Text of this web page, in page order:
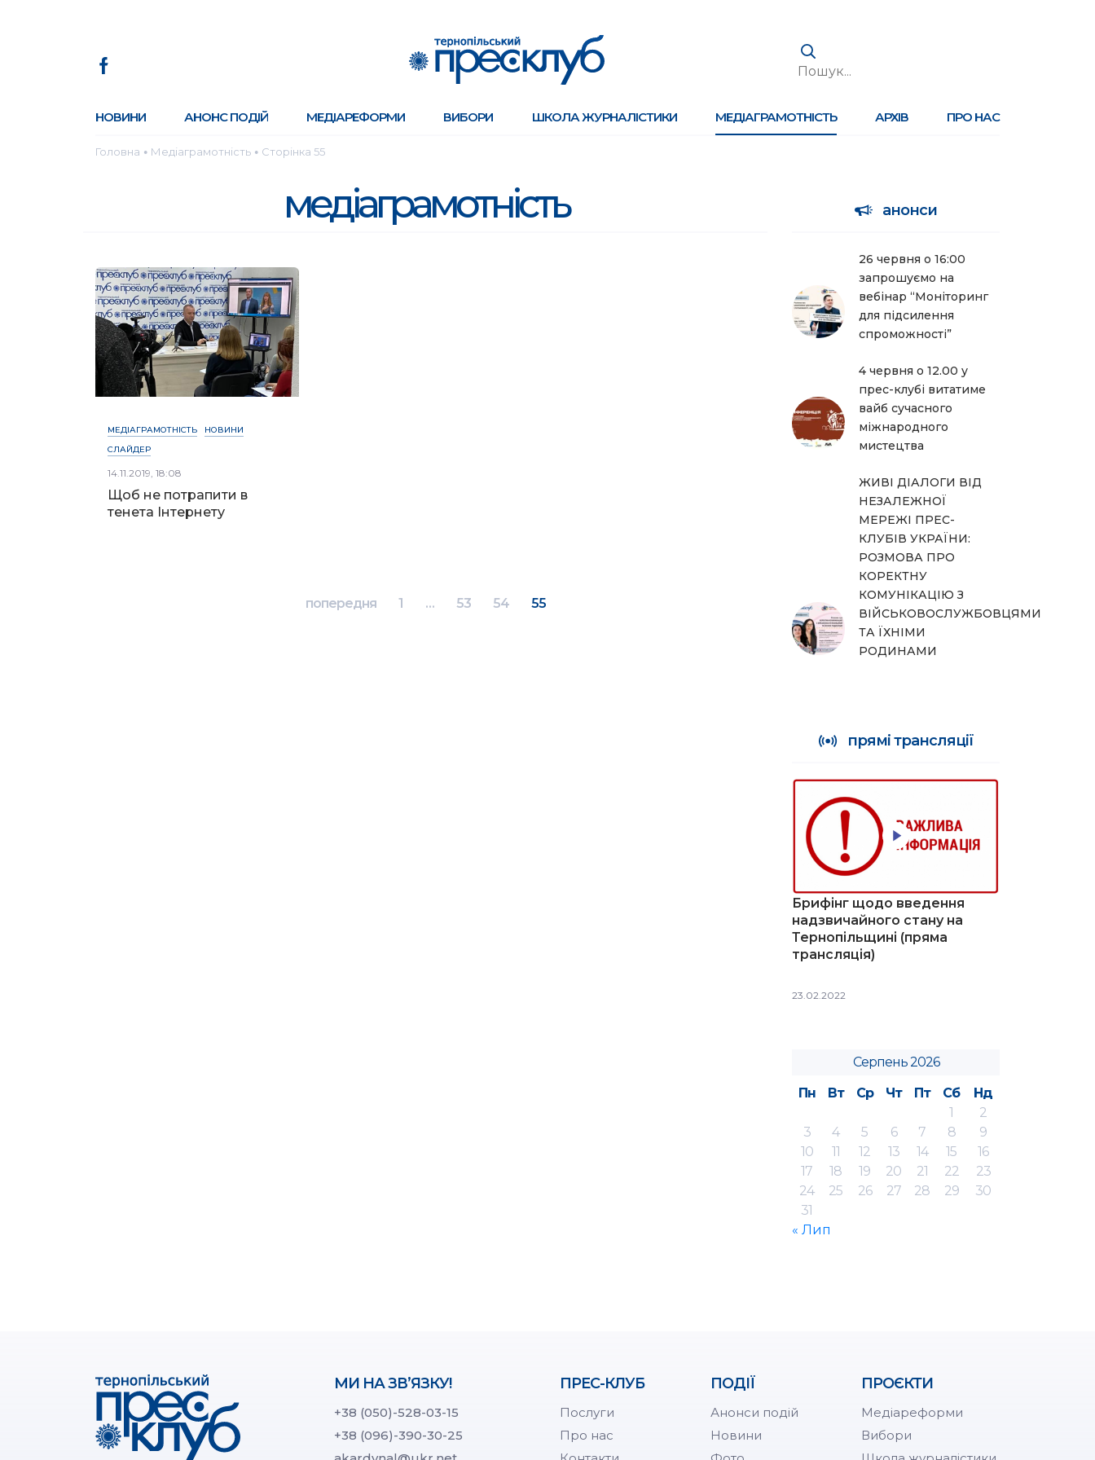
НОВИНИ АНОНС ПОДІЙ МЕДІАРЕФОРМИ ВИБОРИ ШКОЛА ЖУРНАЛІСТИКИ МЕДІАГРАМОТНІСТЬ АРХІВ ПРО НАС
Головна ● Медіаграмотність ● Сторінка 55
медіаграмотність
МЕДІАГРАМОТНІСТЬ
НОВИНИ
СЛАЙДЕР
14.11.2019, 18:08
Щоб не потрапити в
тенета Інтернету
попередня 1 … 53 54 55
анонси
26 червня о 16:00
запрошуємо на
вебінар “Моніторинг
для підсилення
спроможності”
4 червня о 12.00 у
прес-клубі витатиме
вайб сучасного
міжнародного
мистецтва
ЖИВІ ДІАЛОГИ ВІД
НЕЗАЛЕЖНОЇ
МЕРЕЖІ ПРЕС-
КЛУБІВ УКРАЇНИ:
РОЗМОВА ПРО
КОРЕКТНУ
КОМУНІКАЦІЮ З
ВІЙСЬКОВОСЛУЖБОВЦЯМИ
ТА ЇХНІМИ
РОДИНАМИ
прямі трансляції
Брифінг щодо введення
надзвичайного стану на
Тернопільщині (пряма
трансляція)
23.02.2022
Серпень 2026
Пн
Вт Ср Чт Пт Сб
Нд
1
2
3
4 5 6 7 8
9
10
11 12 13 14 15
16
17
18 19 20 21 22
23
24
25 26 27 28 29
30
31
« Лип
МИ НА ЗВ’ЯЗКУ!
+38 (050)-528-03-15
+38 (096)-390-30-25
ПРЕС-КЛУБ
Послуги
Про нас
ПОДІЇ
Анонси подій
Новини
ПРОЄКТИ
Медіареформи
Вибори